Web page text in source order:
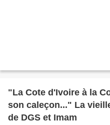
"La Cote d'Ivoire à la
son caleçon..." La
de DGS et Imam